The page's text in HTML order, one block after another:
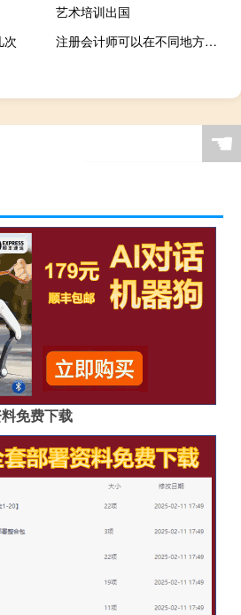
艺术培训出国
次
注册会计师可以在不同地方考吗
☚
免费下载